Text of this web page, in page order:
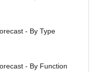
- By Type
- By Function